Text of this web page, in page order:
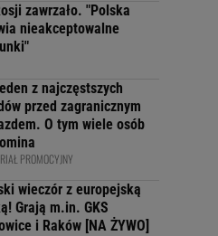
zawrzało. "Polska
nieakceptowalne
z najczęstszych
przed zagranicznym
O tym wiele osób
PROMOCYJNY
wieczór z europejską
Grają m.in. GKS
i Raków [NA ŻYWO]